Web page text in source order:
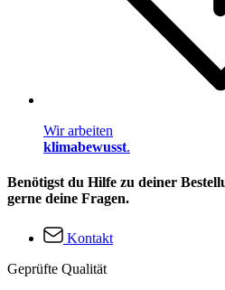
Wir arbeiten
klimabewusst.
Benötigst du Hilfe zu deiner
gerne deine Fragen.
Kontakt
Geprüfte Qualität